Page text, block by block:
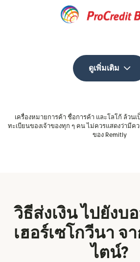
ดูเพิ่มเติม
เครื่องหมายการค้า ชื่อการค้า และโลโก้ ล้วน
ทะเบียนของเจ้าของทุก ๆ คน ไม่ควรแสดงว่ามีค
ของ Remitly
วิธีส่งเงิน ไปยังบ
เฮอร์เซโกวีนา จ
ไตน์?